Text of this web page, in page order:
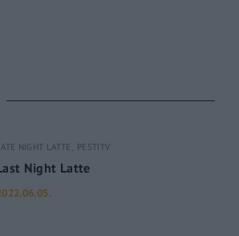
NIGHT LATTE PESTITV
Night Latte